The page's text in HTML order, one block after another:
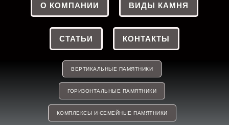
О КОМПАНИИ ВИДЫ КАМНЯ
СТАТЬИ КОНТАКТЫ
ВЕРТИКАЛЬНЫЕ ПАМЯТНИКИ
ГОРИЗОНТАЛЬНЫЕ ПАМЯТНИКИ
КОМПЛЕКСЫ И СЕМЕЙНЫЕ ПАМЯТНИКИ